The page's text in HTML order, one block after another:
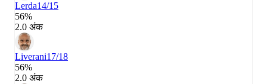
Lerda14/15
56%
2.0 अंक
Liverani17/18
56%
2.0 अंक